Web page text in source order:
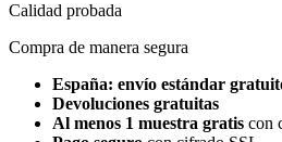
Calidad probada
Compra de manera segura
España: envío estándar
Devoluciones gratuitas
Al menos 1 muestra gratis con